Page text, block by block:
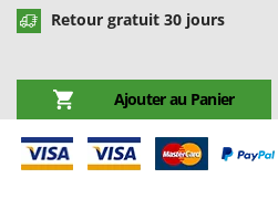
Cultivateurs Tiller à
D
Débroussailleuses
Décompacteurs agricoles
Découpeurs plasma
Beta tools
Black & Decker
BlackStone
Blue Bird
Retour gratuit 30 jours
Ajouter au Panier